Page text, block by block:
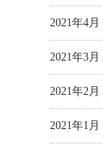
2021年4月
2021年3月
2021年2月
2021年1月